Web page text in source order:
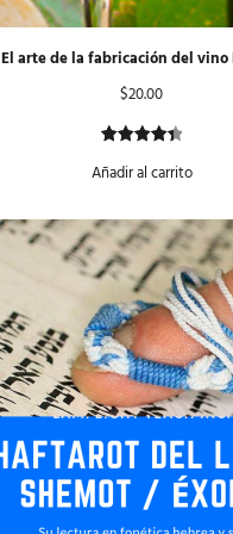
El arte de la fabricación del vino
$20.00
con 4.50
base a
valoraciones
de
clientes
Añadir al carrito